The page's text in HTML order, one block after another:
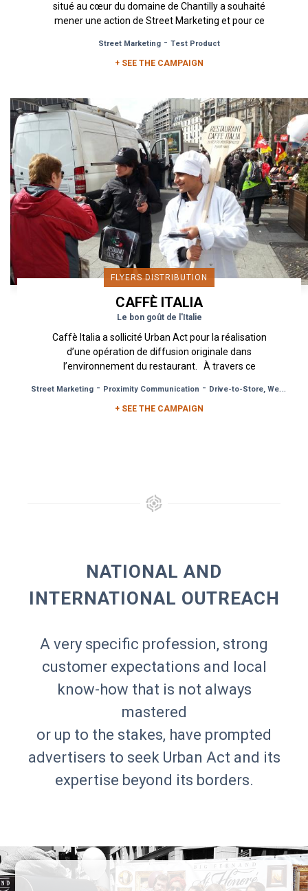
situé au cœur du domaine de Chantilly a souhaité
mener une action de Street Marketing et pour ce
Street Marketing - Test Product
+ SEE THE CAMPAIGN
FLYERS DISTRIBUTION
CAFFÈ ITALIA
Le bon goût de l'Italie
Caffè Italia a sollicité Urban Act pour la réalisation
d’une opération de diffusion originale dans
l’environnement du restaurant. À travers ce
Street Marketing - Proximity Communication - Drive-to-Store, Web, Event
+ SEE THE CAMPAIGN
NATIONAL AND
INTERNATIONAL OUTREACH
A very specific profession, strong
customer expectations and local
know-how that is not always
mastered
or up to the stakes, have prompted
advertisers to seek Urban Act and its
expertise beyond its borders.